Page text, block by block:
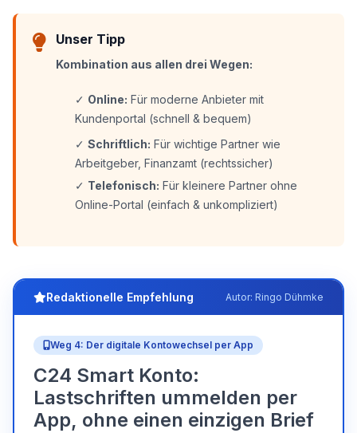
Unser Tipp
Kombination aus allen drei Wegen:
✓ Online: Für moderne Anbieter mit
Kundenportal (schnell & bequem)
✓ Schriftlich: Für wichtige Partner wie
Arbeitgeber, Finanzamt (rechtssicher)
✓ Telefonisch: Für kleinere Partner ohne
Online-Portal (einfach & unkompliziert)
Redaktionelle Empfehlung Autor: Ringo Dühmke
Weg 4: Der digitale Kontowechsel per App
C24 Smart Konto:
Lastschriften ummelden per
App, ohne einen einzigen Brief